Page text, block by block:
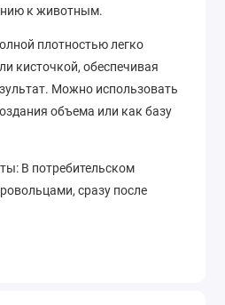
к животным.
плотностью легко
кисточкой, обеспечивая
Можно использовать
объема или как базу
В потребительском
сразу после
высокоэффективный